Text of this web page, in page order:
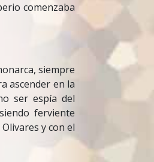
comenzaba
siempre
ascender en la
ser espía del
ferviente
y con el